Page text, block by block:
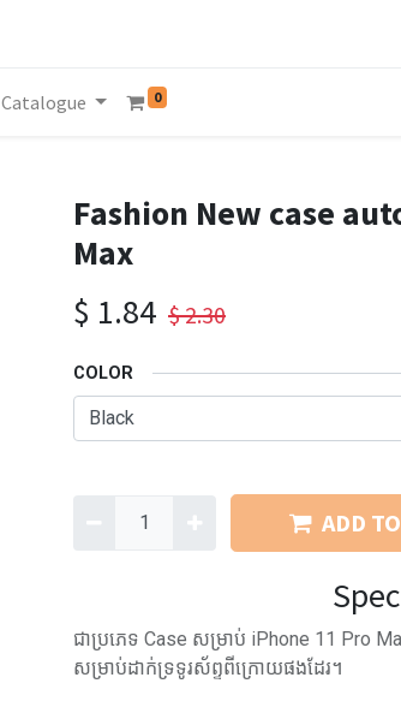
Catalogue 0
Fashion New case
Max
$ 1.84 $2.30
COLOR
ADD
ជាប្រភេទ Case សម្រាប់ iPhone 11 Pro
សម្រាប់ដាក់ទ្រទូរស័ព្ទពីក្រោយផងដែរ។